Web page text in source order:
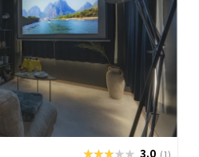
★★★★★
★★★★★ 3.0 (1)